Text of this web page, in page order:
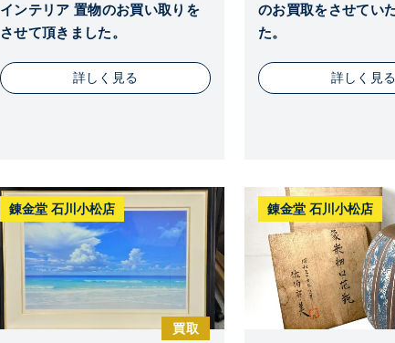
インテリア 置物のお買い取りを
させて頂きました。
詳しく見る
のお買取をさせてい
た。
詳しく見る
錬金堂 石川小松店
買取
錬金堂 石川小松店